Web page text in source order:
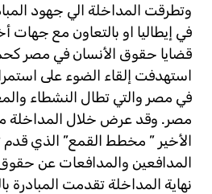
وتطرقت المداخلة الي جهود
في إيطاليا او بالتعاون مع جهات
استهدفت إلقاء الضوء على
في مصر والتي تطال النشطاء
مصر. وقد عرض خلال المداخلة
الأخير ” مخطط القمع” الذي قدم
المدافعين والمدافعات عن
نهاية المداخلة تقدمت المبادرة